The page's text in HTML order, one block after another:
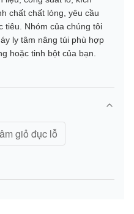
chất chất lỏng, yêu cầu
tiêu. Nhóm của chúng tôi
ly tâm nâng túi phù hợp
hoặc tinh bột của bạn.
giỏ đục lỗ